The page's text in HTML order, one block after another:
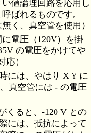
値論理回路を応用し
ばれるものです。
く、真空管を使用）
電圧（120V）を掛
の電圧をかけてや
応）
には、やはり X Y に
真空管には - の電圧
くると、-120 V との
には、抵抗によって